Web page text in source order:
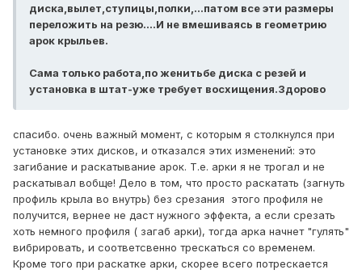
диска,вылет,ступицы,полки,...патом все эти размеры
переложить на резю....И не вмешиваясь в геометрию
арок крыльев.
Сама только работа,по женитьбе диска с резей и
установка в штат-уже требует восхищения.Здорово
спасибо. очень важный момент, с которым я столкнулся при
установке этих дисков, и отказался этих изменений: это
загибание и раскатывание арок. Т.е. арки я не трогал и не
раскатывал вобще! Дело в том, что просто раскатать (загнуть
профиль крыла во внутрь) без срезания этого профиля не
получится, вернее не даст нужного эффекта, а если срезать
хоть немного профиля ( загаб арки), тогда арка начнет "гулять"
вибрировать, и соответсвенно трескаться со временем.
Кроме того при раскатке арки, скорее всего потрескается